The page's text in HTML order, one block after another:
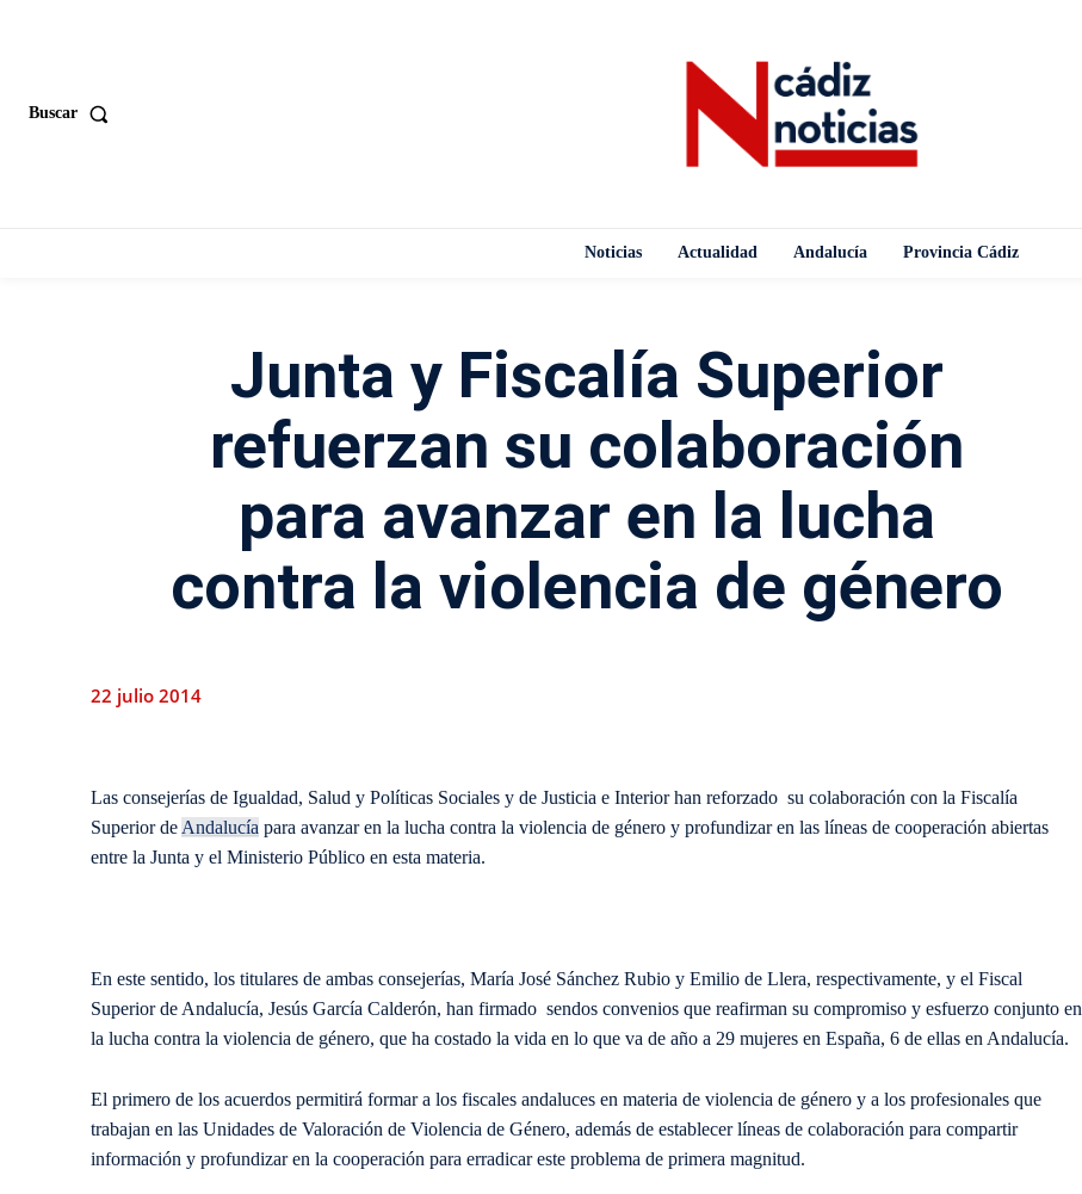
Buscar
Noticias Actualidad Andalucía Provincia Cádiz
Junta y Fiscalía Superior
refuerzan su colaboración
para avanzar en la lucha
contra la violencia de género
22 julio 2014
Las consejerías de Igualdad, Salud y Políticas Sociales y de Justicia e Interior han reforzado su colaboración con la Fiscalía
Superior de Andalucía para avanzar en la lucha contra la violencia de género y profundizar en las líneas de cooperación abiertas
entre la Junta y el Ministerio Público en esta materia.
En este sentido, los titulares de ambas consejerías, María José Sánchez Rubio y Emilio de Llera, respectivamente, y el Fiscal
Superior de Andalucía, Jesús García Calderón, han firmado sendos convenios que reafirman su compromiso y esfuerzo conjunto en
la lucha contra la violencia de género, que ha costado la vida en lo que va de año a 29 mujeres en España, 6 de ellas en Andalucía.
El primero de los acuerdos permitirá formar a los fiscales andaluces en materia de violencia de género y a los profesionales que
trabajan en las Unidades de Valoración de Violencia de Género, además de establecer líneas de colaboración para compartir
información y profundizar en la cooperación para erradicar este problema de primera magnitud.